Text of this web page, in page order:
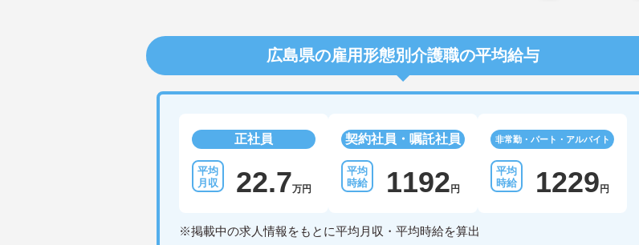
広島県の雇用形態別介護職の平均給与
正社員
22.7万円
契約社員・嘱託社員
1192 円
非常勤・パート・アルバイト
1229 円
※掲載中の求人情報をもとに平均月収・平均時給を算出